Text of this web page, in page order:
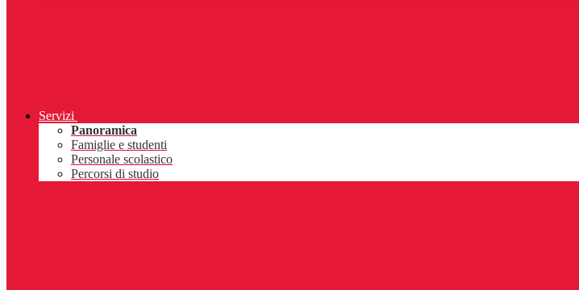
Servizi
Panoramica
Famiglie e studenti
Personale scolastico
Percorsi di studio